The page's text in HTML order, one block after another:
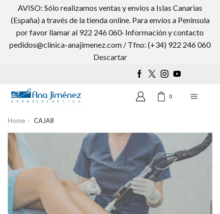
AVISO: Sólo realizamos ventas y envios a Islas Canarias
(España) a través de la tienda online. Para envíos a Peninsula
por favor llamar al 922 246 060· Información y contacto
pedidos@clinica-anajimenez.com / Tfno: (+34) 922 246 060
Descartar
Wishlist 0
0
Home CAJA8